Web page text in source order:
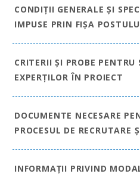
CONDIȚII GENERALE ȘI
IMPUSE PRIN FIȘA
CRITERII ȘI PROBE PENTRU
EXPERȚILOR ÎN PROIECT
DOCUMENTE NECESARE
PROCESUL DE RECRUTARE
INFORMAȚII PRIVIND